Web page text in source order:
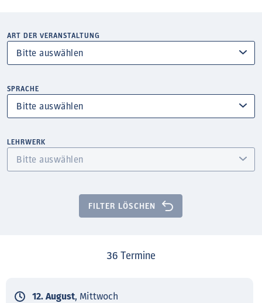
ART DER VERANSTALTUNG
SPRACHE
LEHRWERK
FILTER LÖSCHEN
36 Termine
12. August, Mittwoch